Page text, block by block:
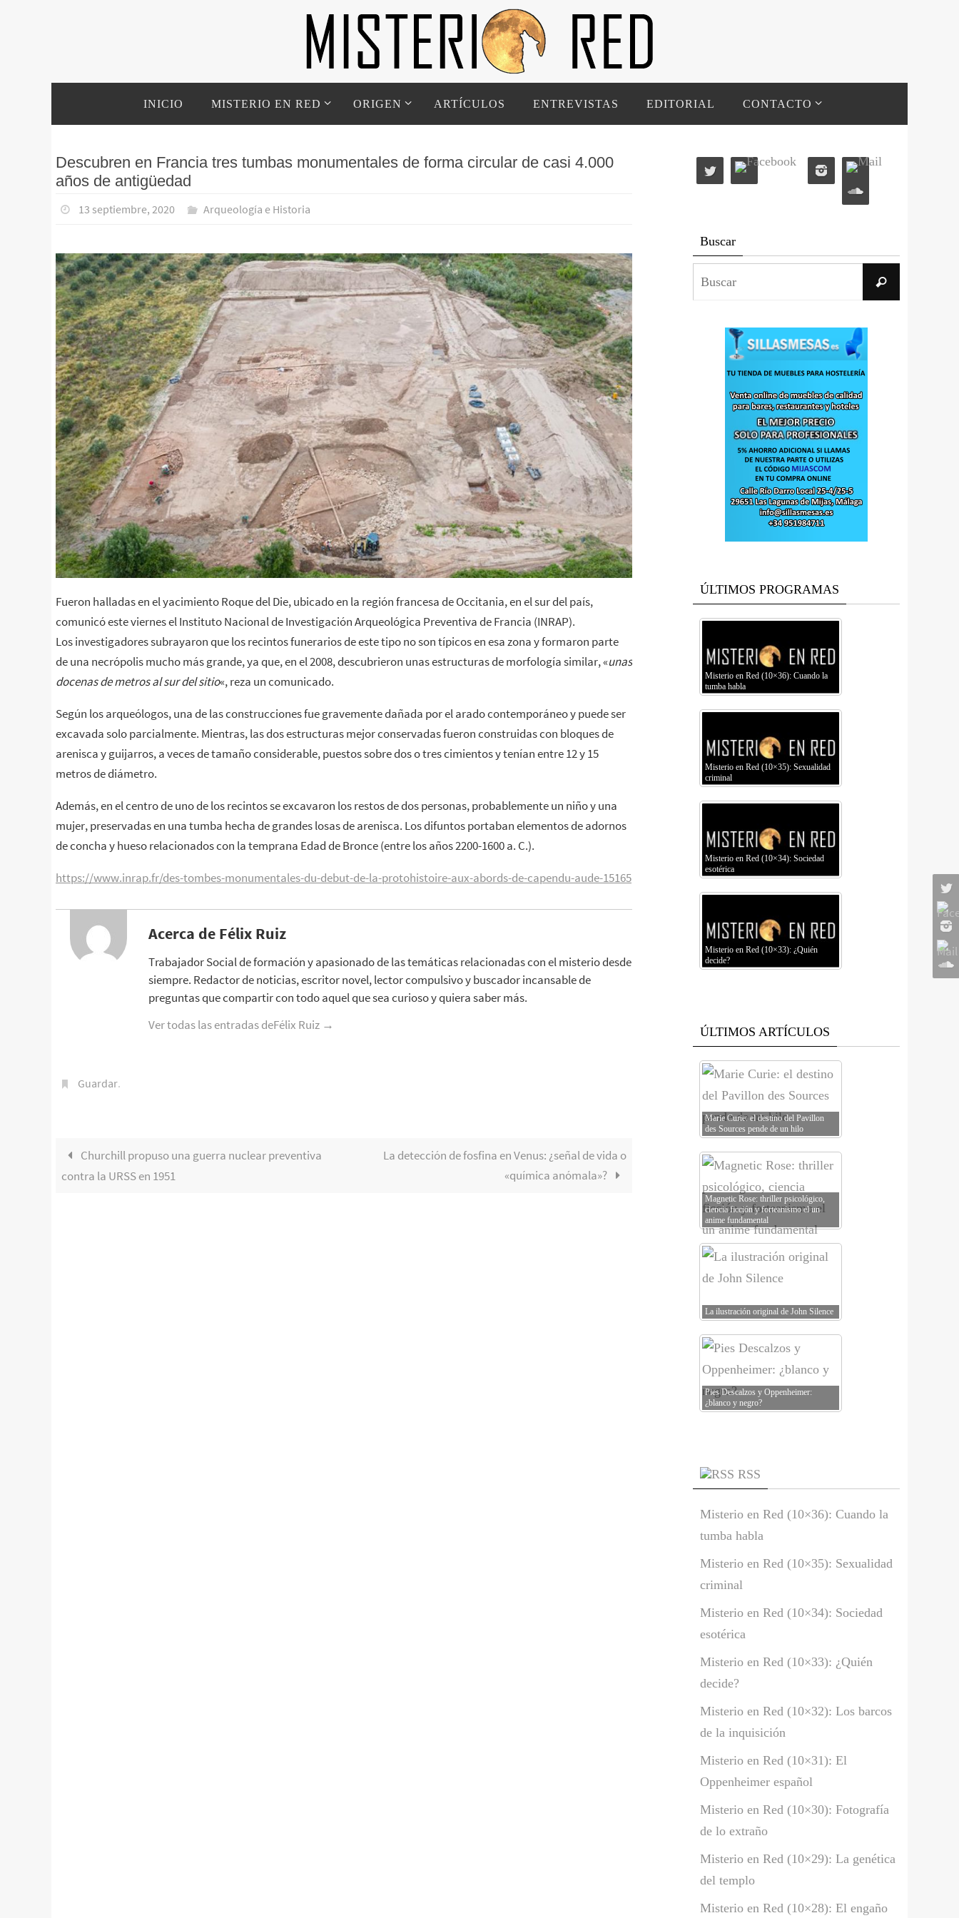
contenido
INICIO MISTERIO EN RED ORIGEN ARTÍCULOS ENTREVISTAS EDITORIAL CONTACTO
Descubren en Francia tres tumbas monumentales de forma circular de casi 4.000
años de antigüedad
13 septiembre, 2020 Arqueología e Historia
Fueron halladas en el yacimiento Roque del Die, ubicado en la región francesa de Occitania, en el sur del país,
comunicó este viernes el Instituto Nacional de Investigación Arqueológica Preventiva de Francia (INRAP).
Los investigadores subrayaron que los recintos funerarios de este tipo no son típicos en esa zona y formaron parte
de una necrópolis mucho más grande, ya que, en el 2008, descubrieron unas estructuras de morfología similar, «unas
docenas de metros al sur del sitio«, reza un comunicado.
Según los arqueólogos, una de las construcciones fue gravemente dañada por el arado contemporáneo y puede ser
excavada solo parcialmente. Mientras, las dos estructuras mejor conservadas fueron construidas con bloques de
arenisca y guijarros, a veces de tamaño considerable, puestos sobre dos o tres cimientos y tenían entre 12 y 15
metros de diámetro.
Además, en el centro de uno de los recintos se excavaron los restos de dos personas, probablemente un niño y una
mujer, preservadas en una tumba hecha de grandes losas de arenisca. Los difuntos portaban elementos de adornos
de concha y hueso relacionados con la temprana Edad de Bronce (entre los años 2200-1600 a. C.).
https://www.inrap.fr/des-tombes-monumentales-du-debut-de-la-protohistoire-aux-abords-de-capendu-aude-15165
Acerca de Félix Ruiz
Trabajador Social de formación y apasionado de las temáticas relacionadas con el misterio desde
siempre. Redactor de noticias, escritor novel, lector compulsivo y buscador incansable de
preguntas que compartir con todo aquel que sea curioso y quiera saber más.
Ver todas las entradas deFélix Ruiz →
Guardar.
Churchill propuso una guerra nuclear preventiva
contra la URSS en 1951
La detección de fosfina en Venus: ¿señal de vida o
«química anómala»?
Buscar
Buscar
ÚLTIMOS PROGRAMAS
Misterio en Red (10×36): Cuando la
tumba habla
Misterio en Red (10×35): Sexualidad
criminal
Misterio en Red (10×34): Sociedad
esotérica
Misterio en Red (10×33): ¿Quién
decide?
ÚLTIMOS ARTÍCULOS
Marie Curie: el destino del Pavillon
des Sources pende de un hilo
Magnetic Rose: thriller psicológico,
ciencia ficción y forteanismo el un
anime fundamental
La ilustración original de John Silence
Pies Descalzos y Oppenheimer:
¿blanco y negro?
RSS
Misterio en Red (10×36): Cuando la
tumba habla
Misterio en Red (10×35): Sexualidad
criminal
Misterio en Red (10×34): Sociedad
esotérica
Misterio en Red (10×33): ¿Quién
decide?
Misterio en Red (10×32): Los barcos
de la inquisición
Misterio en Red (10×31): El
Oppenheimer español
Misterio en Red (10×30): Fotografía
de lo extraño
Misterio en Red (10×29): La genética
del templo
Misterio en Red (10×28): El engaño